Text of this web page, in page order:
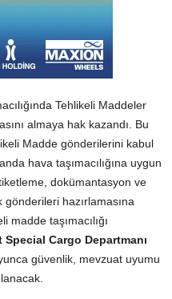
Tehlikeli Maddeler
almaya hak kazandı. Bu
Madde gönderilerini kabul
hava taşımacılığına uygun
dokümantasyon ve
hazırlamasına
madde taşımacılığı
Cargo Departmanı
güvenlik, mevzuat uyumu